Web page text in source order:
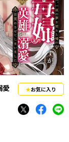
愛
お気に入り